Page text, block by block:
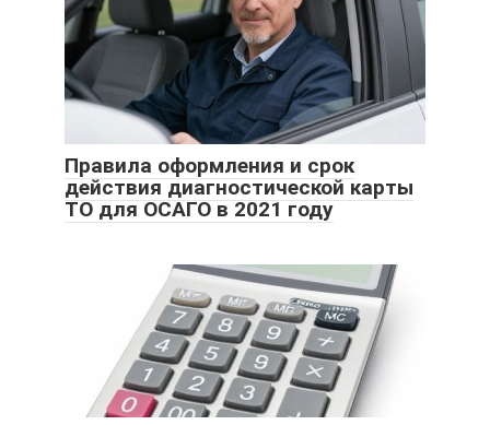
Правила оформления и срок
действия диагностической карты
ТО для ОСАГО в 2021 году